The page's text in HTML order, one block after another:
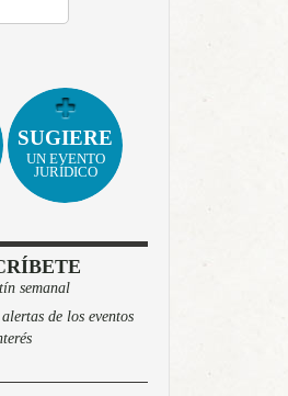
SUGIERE
UN EVENTO
JURÍDICO
semanal
de los eventos